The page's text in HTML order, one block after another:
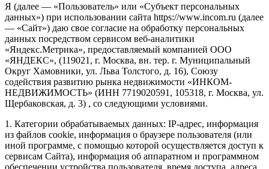
Я (далее — «Пользователь» или «Субъект персональных
данных») при использовании сайта https://www.incom.ru (далее
— «Сайт») даю свое согласие на обработку персональных
данных посредством сервисом веб-аналитики
«Яндекс.Метрика», предоставляемый компанией ООО
«ЯНДЕКС», (119021, г. Москва, вн. тер. г. Муниципальный
Округ Хамовники, ул. Льва Толстого, д. 16), Союзу
содействия развитию рынка недвижимости «ИНКОМ-
НЕДВИЖИМОСТЬ» (ИНН 7719020591, 105318, г. Москва, ул.
Щербаковская, д. 3) , со следующими условиями.
1. Категории обрабатываемых данных: IP-адрес, информация
из файлов cookie, информация о браузере пользователя (или
иной программе, с помощью которой осуществляется доступ к
сервисам Сайта), информация об аппаратном и программном
обеспечении устройства пользователя, время доступа, адреса